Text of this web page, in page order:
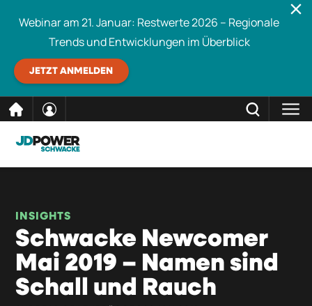
Inhalt
Webinar am 21. Januar: Restwerte 2026 – Regionale
Trends und Entwicklungen im Überblick
JETZT ANMELDEN
INSIGHTS
Schwacke Newcomer
Mai 2019 – Namen sind
Schall und Rauch